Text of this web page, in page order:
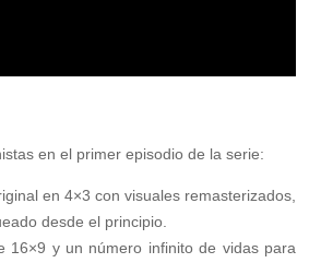
en el primer episodio de la serie:
en 4×3 con visuales remasterizados,
desde el principio.
y un número infinito de vidas para